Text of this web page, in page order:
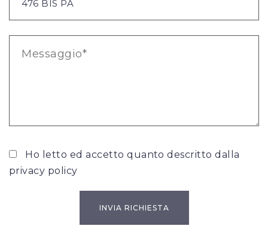
Ho letto ed accetto quanto descritto dalla
privacy policy